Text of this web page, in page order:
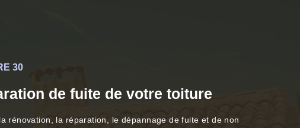
30
de fuite de votre toiture
rénovation, la réparation, le dépannage de fuite et de non